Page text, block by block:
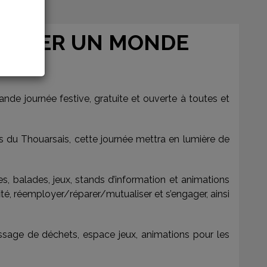
UN MONDE
journée festive, gratuite et ouverte à toutes et
Thouarsais, cette journée mettra en lumière de
balades, jeux, stands d’information et animations
réemployer/réparer/mutualiser et s’engager, ainsi
de déchets, espace jeux, animations pour les